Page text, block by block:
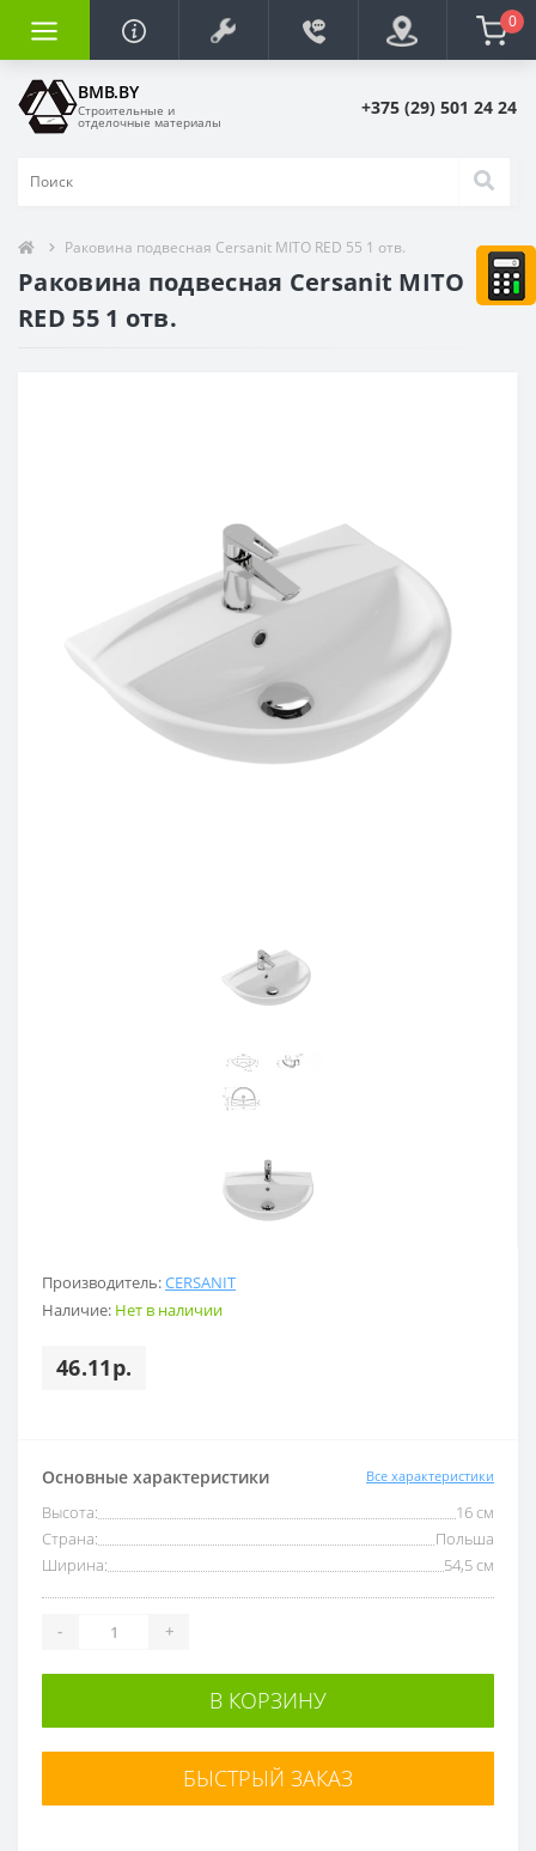
0
BMB.BY
Строительные и
отделочные материалы
+375 (29) 501 24 24
Раковина подвесная Cersanit MITO RED 55 1 отв.
Раковина подвесная Cersanit MITO
RED 55 1 отв.
Производитель:CERSANIT
Наличие: Нет в наличии
46.11р.
Основные характеристики Все характеристики
Высота:
16 см
Страна:
Польша
Ширина:
54,5 см
- +
В КОРЗИНУ
БЫСТРЫЙ ЗАКАЗ